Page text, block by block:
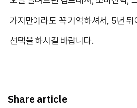
가지만이라도 꼭 기억하셔서, 5년
선택을 하시길 바랍니다.
Share article